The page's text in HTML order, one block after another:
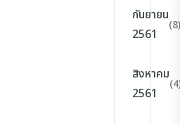
กันยายน
2561
(8)
สิงหาคม
2561